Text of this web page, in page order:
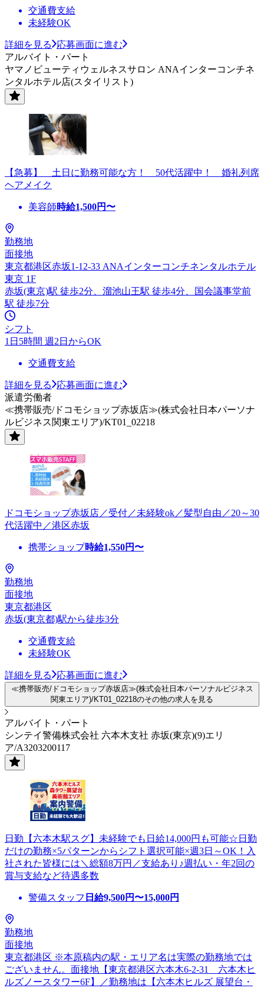
交通費支給
未経験OK
詳細を見る
応募画面に進む
アルバイト・パート
ヤマノビューティウェルネスサロン ANAインターコンチネ
ンタルホテル店(スタイリスト)
【急募】 土日に勤務可能な方！ 50代活躍中！ 婚礼列席
ヘアメイク
美容師時給1,500円〜
勤務地
面接地
東京都港区赤坂1-12-33 ANAインターコンチネンタルホテル
東京 1F
赤坂(東京)駅 徒歩2分、溜池山王駅 徒歩4分、国会議事堂前
駅 徒歩7分
シフト
1日5時間 週2日からOK
交通費支給
詳細を見る
応募画面に進む
派遣労働者
≪携帯販売/ドコモショップ赤坂店≫(株式会社日本パーソナ
ルビジネス関東エリア)/KT01_02218
ドコモショップ赤坂店／受付／未経験ok／髪型自由／20～30
代活躍中／港区赤坂
携帯ショップ時給1,550円〜
勤務地
面接地
東京都港区
赤坂(東京都)駅から徒歩3分
交通費支給
未経験OK
詳細を見る 応募画面に進む
≪携帯販売/ドコモショップ赤坂店≫(株式会社日本パーソナルビジネス
関東エリア)/KT01_02218のその他の求人を見る
アルバイト・パート
シンテイ警備株式会社 六本木支社 赤坂(東京)(9)エリ
ア/A3203200117
日勤【六本木駅スグ】未経験でも日給14,000円も可能☆日勤
だけの勤務×5パターンからシフト選択可能×週3日～OK！入
社された皆様には＼総額8万円／支給あり♪週払い・年2回の
賞与支給など待遇多数
警備スタッフ 日給9,500円〜15,000円
勤務地
面接地
東京都港区 ※本原稿内の駅・エリア名は実際の勤務地では
ございません。面接地【東京都港区六本木6-2-31 六本木ヒ
ルズノースタワー6F】／勤務地は【六本木ヒルズ 展望台・